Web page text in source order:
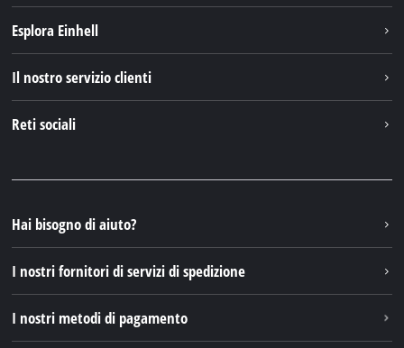
Esplora Einhell
Einhell Germany AG
Il nostro servizio clienti
Reti sociali
Instagram
TikTok
Pinterest
Hai bisogno di aiuto?
I nostri fornitori di servizi di spedizione
I nostri metodi di pagamento